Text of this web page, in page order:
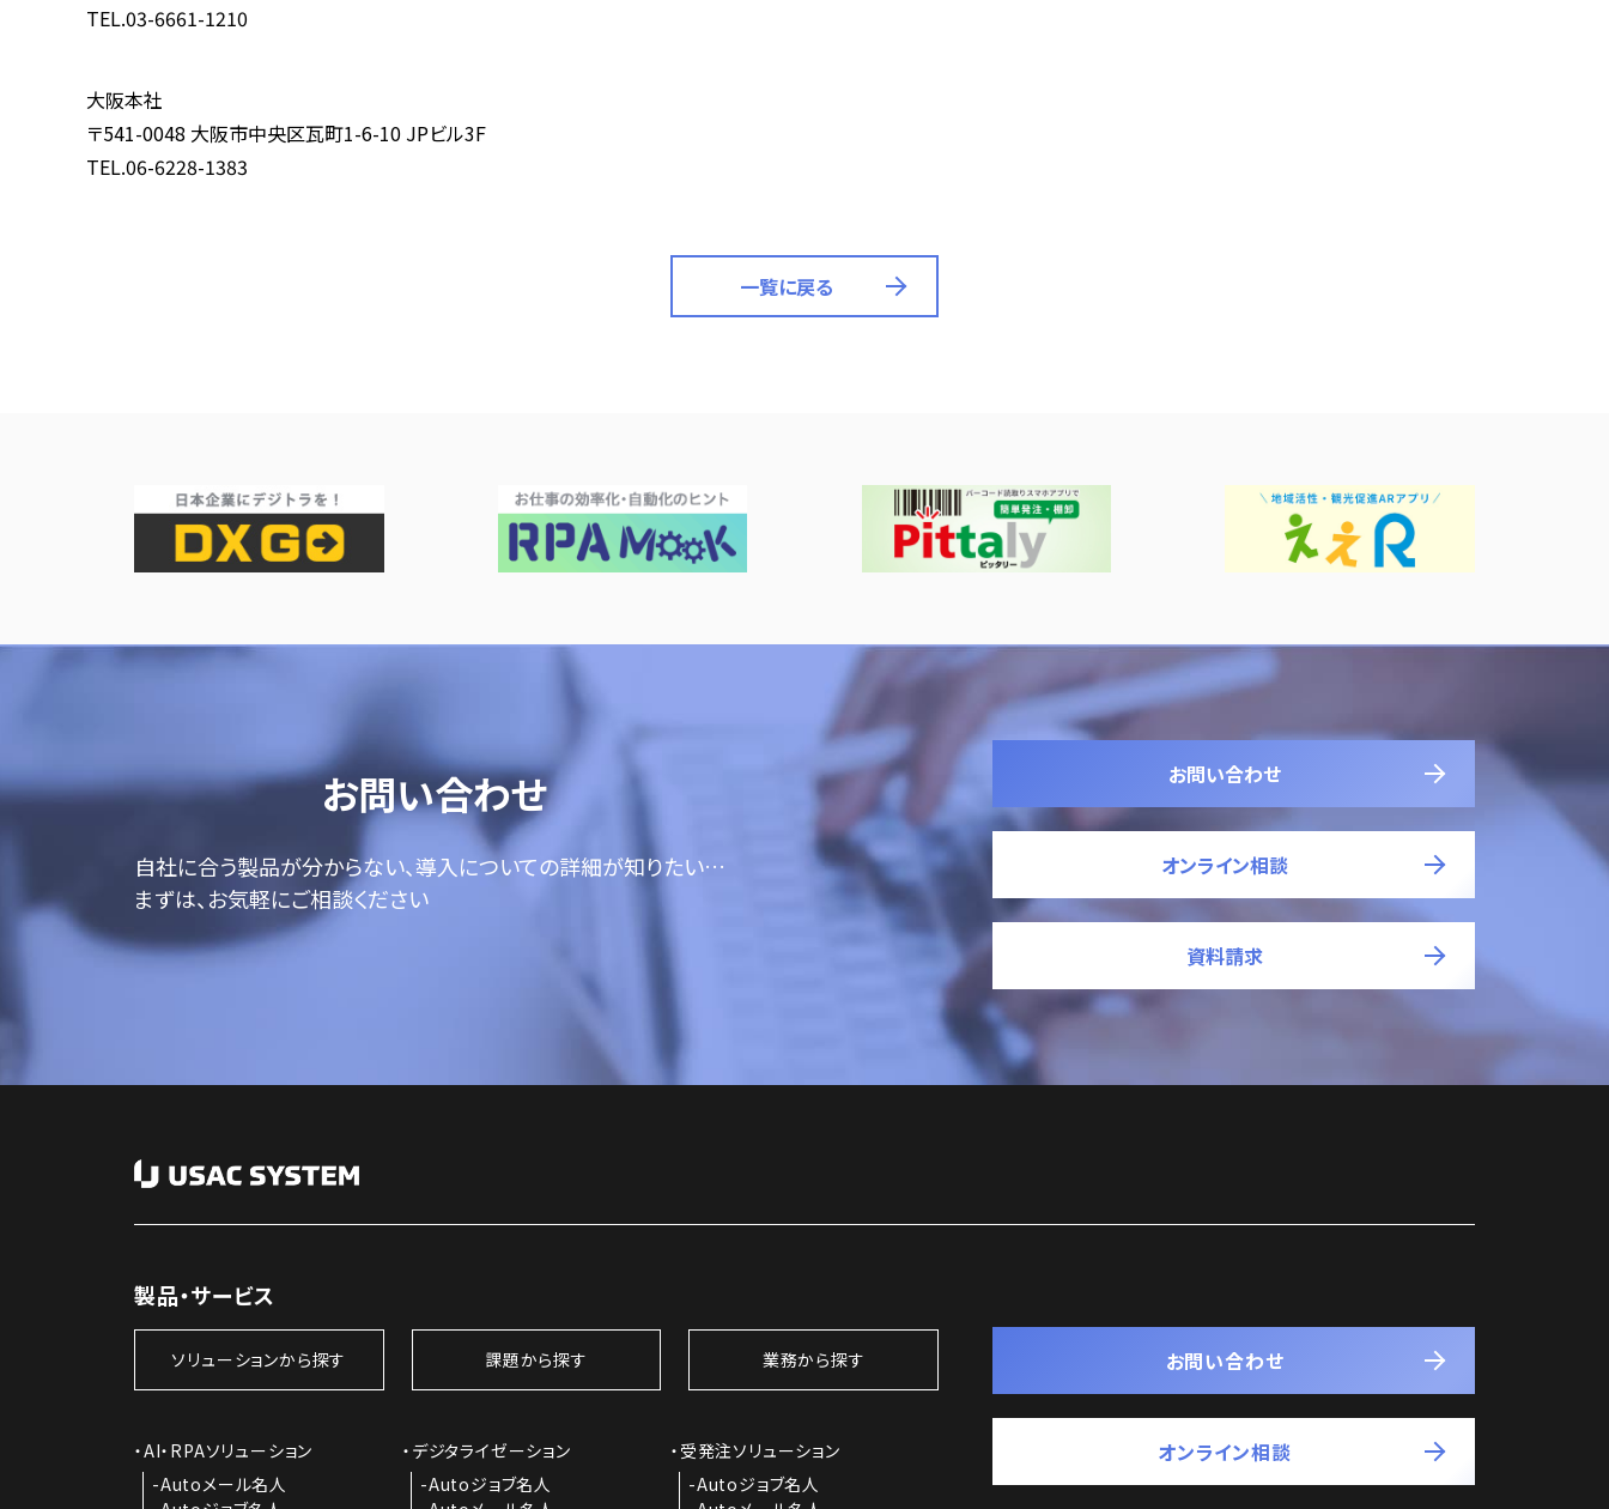
TEL.03-6661-1210
大阪本社
〒541-0048 大阪市中央区瓦町1-6-10 JPビル3F
TEL.06-6228-1383
一覧に戻る
お問い合わせ
自社に合う製品が分からない、導入についての詳細が知りたい…
まずは、お気軽にご相談ください
お問い合わせ
オンライン相談
資料請求
製品・サービス
ソリューションから探す 課題から探す 業務から探す
AI・RPAソリューション
Autoメール名人
デジタライゼーション
Autoジョブ名人
受発注ソリューション
Autoジョブ名人
お問い合わせ
オンライン相談